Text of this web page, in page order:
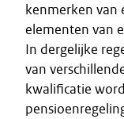
kenmerken van
elementen van
In dergelijke
van
kwalificatie